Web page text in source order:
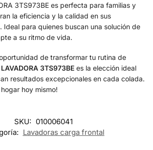
3TS973BE es perfecta para familias y
la eficiencia y la calidad en sus
Ideal para quienes buscan una solución de
a su ritmo de vida.
de transformar tu rutina de
3TS973BE es la elección ideal
resultados excepcionales en cada colada.
hoy mismo!
SKU: 010006041
Lavadoras carga frontal